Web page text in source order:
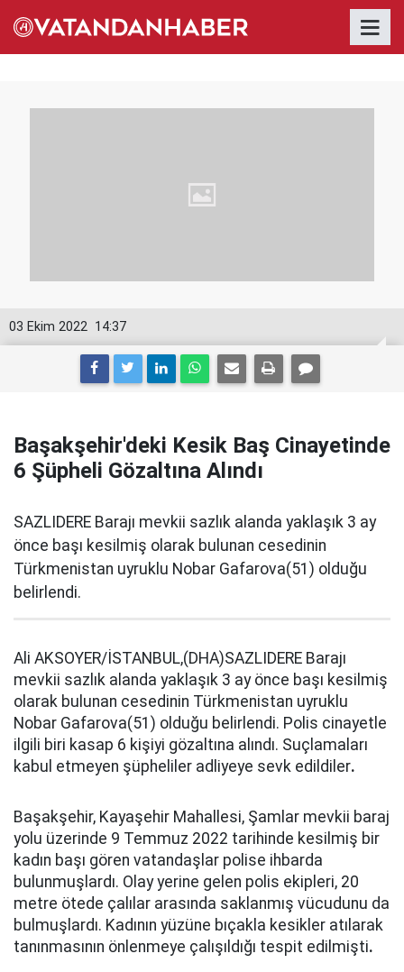
14:37
03 Ekim 2022
Başakşehir'deki Kesik Baş Cinayetinde
6 Şüpheli Gözaltına Alındı
SAZLIDERE Barajı mevkii sazlık alanda yaklaşık 3 ay
önce başı kesilmiş olarak bulunan cesedinin
Türkmenistan uyruklu Nobar Gafarova(51) olduğu
belirlendi.
Ali AKSOYER/İSTANBUL,(DHA)SAZLIDERE Barajı
mevkii sazlık alanda yaklaşık 3 ay önce başı kesilmiş
olarak bulunan cesedinin Türkmenistan uyruklu
Nobar Gafarova(51) olduğu belirlendi. Polis cinayetle
ilgili biri kasap 6 kişiyi gözaltına alındı. Suçlamaları
kabul etmeyen şüpheliler adliyeye sevk edildiler.
Başakşehir, Kayaşehir Mahallesi, Şamlar mevkii baraj
yolu üzerinde 9 Temmuz 2022 tarihinde kesilmiş bir
kadın başı gören vatandaşlar polise ihbarda
bulunmuşlardı. Olay yerine gelen polis ekipleri, 20
metre ötede çalılar arasında saklanmış vücudunu da
bulmuşlardı. Kadının yüzüne bıçakla kesikler atılarak
tanınmasının önlenmeye çalışıldığı tespit edilmişti.